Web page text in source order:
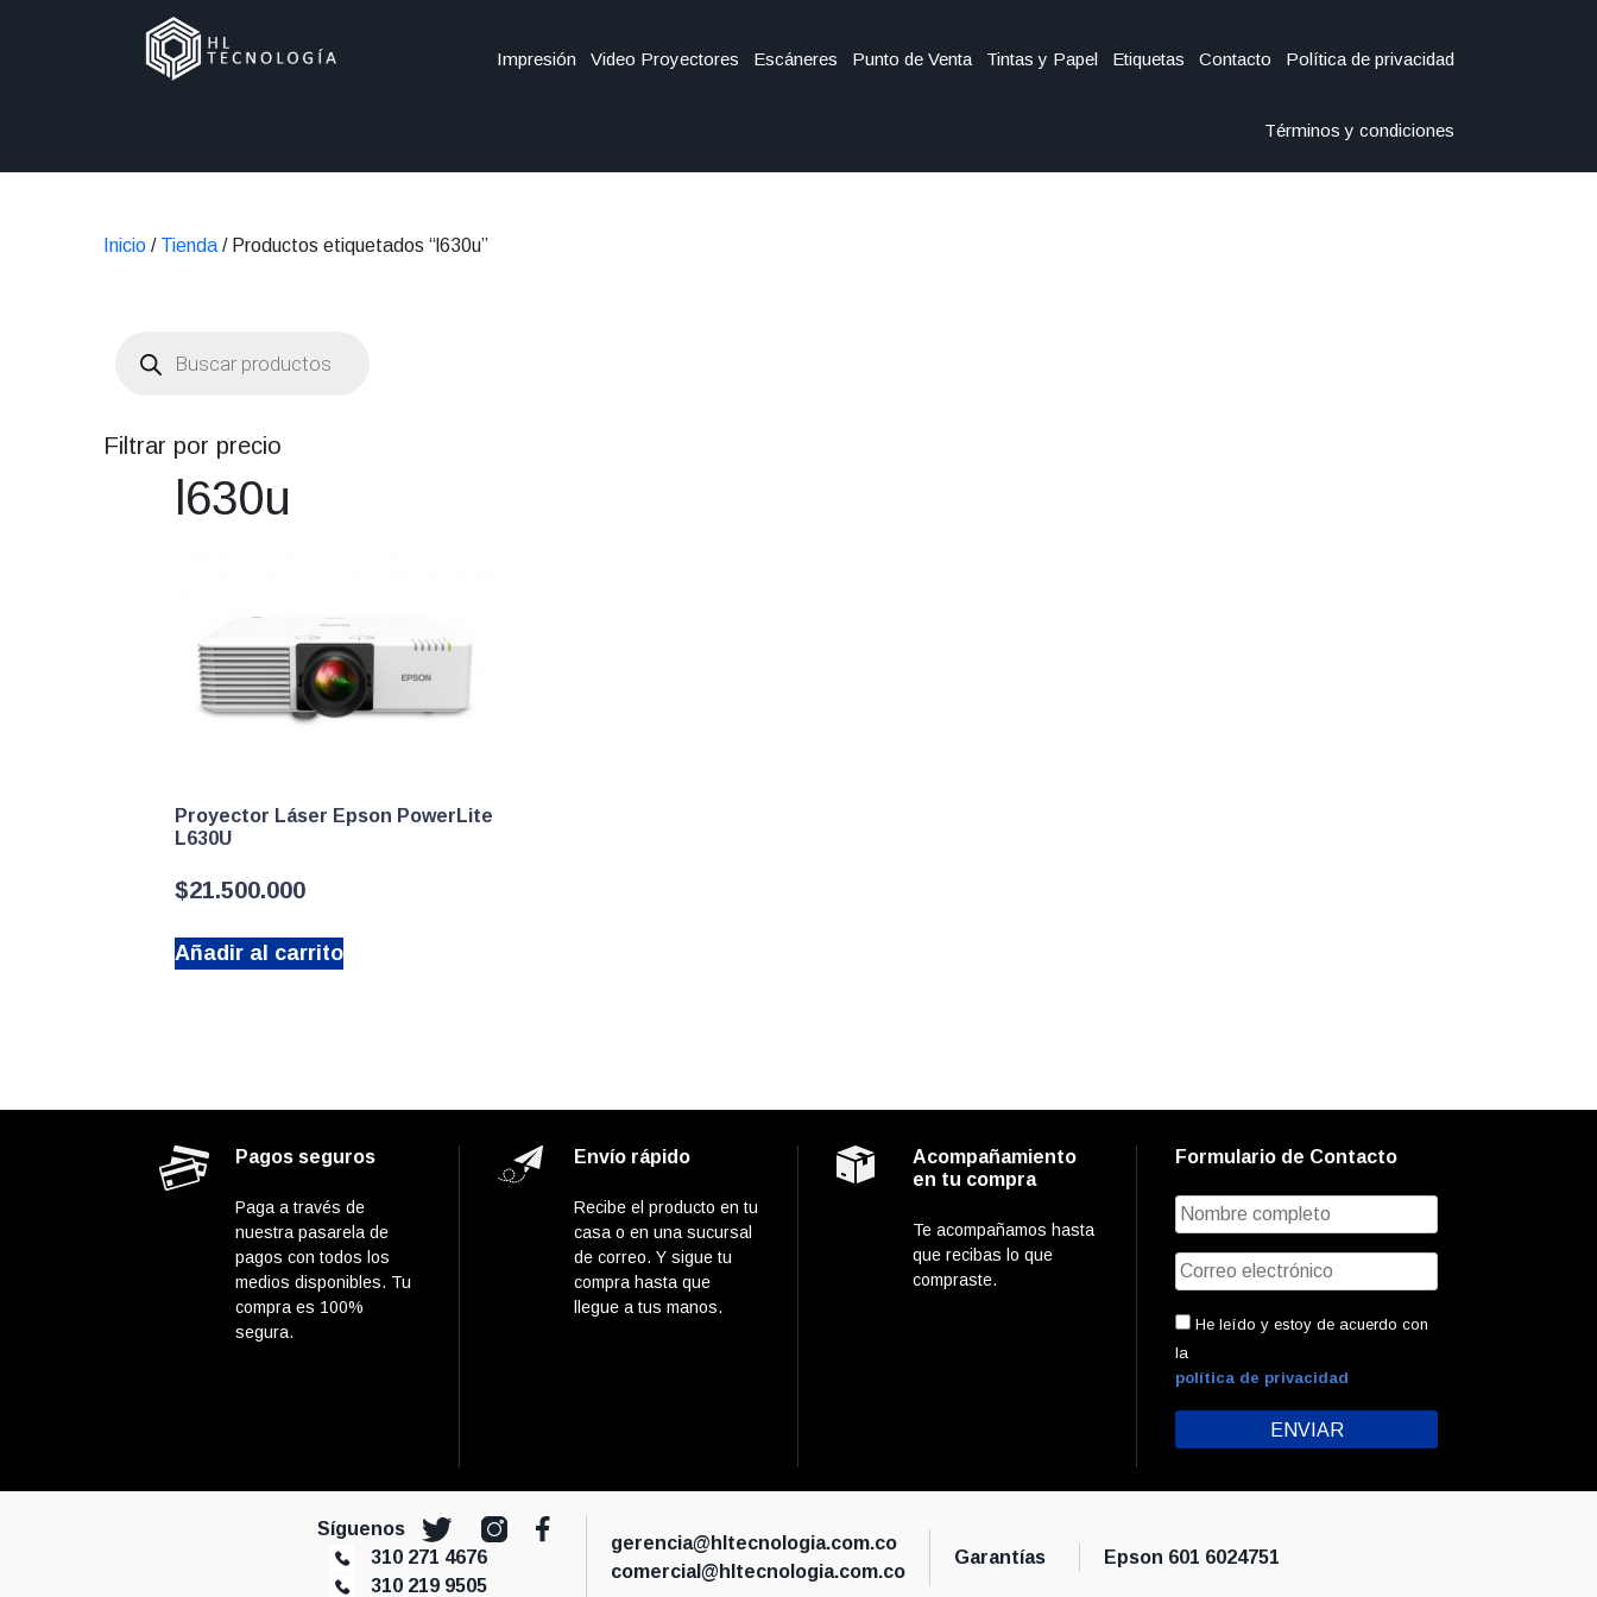
Impresión Video Proyectores Escáneres Punto de Venta Tintas y Papel Etiquetas Contacto Política de privacidad
Términos y condiciones
Inicio / Tienda / Productos etiquetados “l630u”
productos
Filtrar por precio
l630u
Proyector Láser Epson PowerLite
L630U
$21.500.000
Añadir al carrito
Pagos seguros
Paga a través de
nuestra pasarela de
pagos con todos los
medios disponibles. Tu
compra es 100%
segura.
Envío rápido
Recibe el producto en tu
casa o en una sucursal
de correo. Y sigue tu
compra hasta que
llegue a tus manos.
Acompañamiento
en tu compra
Te acompañamos hasta
que recibas lo que
compraste.
Formulario de Contacto
He leído y estoy de acuerdo con
la
política de privacidad
Síguenos
310 271 4676
310 219 9505
gerencia@hltecnologia.com.co
comercial@hltecnologia.com.co
Garantías Epson 601 6024751